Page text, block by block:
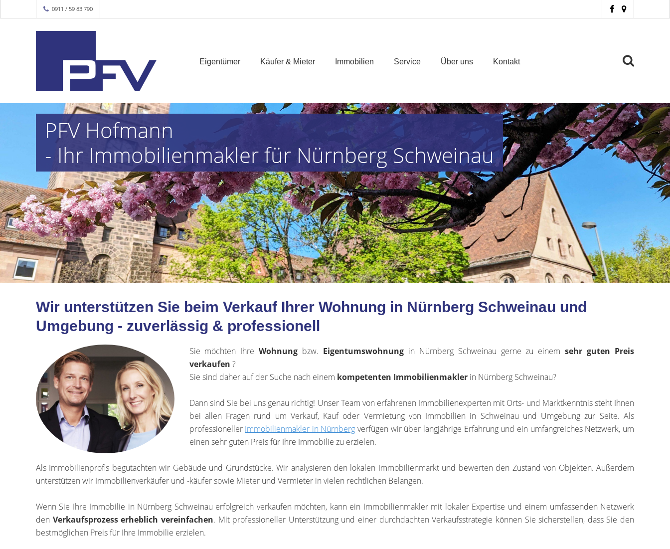
0911 / 59 83 790
Eigentümer Käufer & Mieter Immobilien Service Über uns Kontakt
PFV Hofmann
- Ihr Immobilienmakler für Nürnberg Schweinau
Wir unterstützen Sie beim Verkauf Ihrer Wohnung in Nürnberg Schweinau und
Umgebung - zuverlässig & professionell
Sie möchten IhreWohnung bzw. Eigentumswohnungin Nürnberg Schweinau gerne zu einemsehr guten Preis
verkaufen ?
Sie sind daher auf der Suche nach einem kompetenten Immobilienmaklerin Nürnberg Schweinau?
Dann sind Sie bei uns genau richtig! Unser Team von erfahrenen Immobilienexperten mit Orts- und Marktkenntnis steht Ihnen
bei allen Fragen rund um Verkauf, Kauf oder Vermietung von Immobilien in Schweinau und Umgebung zur Seite. Als
professioneller Immobilienmakler in Nürnberg verfügen wir über langjährige Erfahrung und ein umfangreiches Netzwerk, um
einen sehr guten Preis für Ihre Immobilie zu erzielen.
Als Immobilienprofis begutachten wir Gebäude und Grundstücke. Wir analysieren den lokalen Immobilienmarkt und bewerten den Zustand von Objekten. Außerdem
unterstützen wir Immobilienverkäufer und -käufer sowie Mieter und Vermieter in vielen rechtlichen Belangen.
Wenn Sie Ihre Immobilie in Nürnberg Schweinau erfolgreich verkaufen möchten, kann ein Immobilienmakler mit lokaler Expertise und einem umfassenden Netzwerk
den Verkaufsprozess erheblich vereinfachen. Mit professioneller Unterstützung und einer durchdachten Verkaufsstrategie können Sie sicherstellen, dass Sie den
bestmöglichen Preis für Ihre Immobilie erzielen.